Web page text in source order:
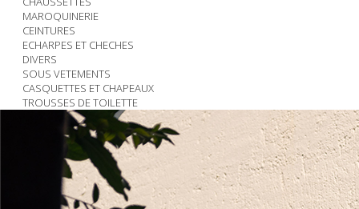
MAROQUINERIE
CEINTURES
ECHARPES ET CHECHES
DIVERS
SOUS VETEMENTS
CASQUETTES ET CHAPEAUX
TROUSSES DE TOILETTE